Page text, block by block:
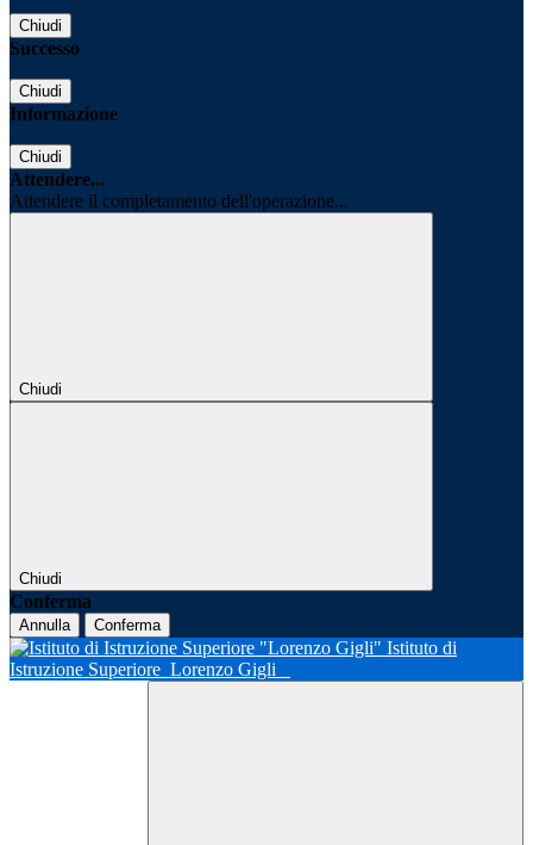
Chiudi
Successo
Chiudi
Informazione
Chiudi
Attendere...
Attendere il completamento dell'operazione...
Chiudi
Chiudi
Conferma
Annulla Conferma
Istituto di
Istruzione Superiore Lorenzo Gigli